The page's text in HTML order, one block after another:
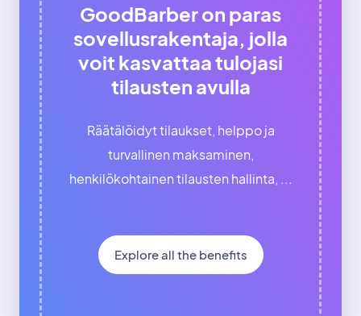
GoodBarber on paras
sovellusrakentaja, jolla
voit kasvattaa tulojasi
tilausten avulla
Räätälöidyt tilaukset, helppo ja
turvallinen maksaminen,
henkilökohtainen tilausten hallinta, ...
Explore all the benefits